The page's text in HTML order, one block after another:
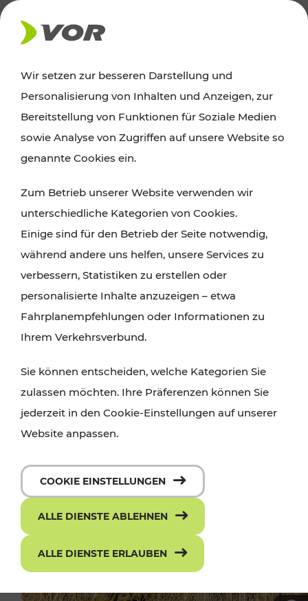
AKTUELLES
Ausflugstipps
Wien, Niederösterreich und das Burgenland
Wanderungen, Kultur und Gastronomie,
Radtouren oder purer Naturgenuss – viele
Attraktionen sind mit den Ticket- und Fahrplan-
Angeboten des VOR gut und schnell erreichbar.
Wir setzen zur besseren Darstellung und
Personalisierung von Inhalten und Anzeigen, zur
Bereitstellung von Funktionen für Soziale Medien
sowie Analyse von Zugriffen auf unsere Website so
genannte Cookies ein.
Zum Betrieb unserer Website verwenden wir
unterschiedliche Kategorien von Cookies.
Einige sind für den Betrieb der Seite notwendig,
während andere uns helfen, unsere Services zu
verbessern, Statistiken zu erstellen oder
personalisierte Inhalte anzuzeigen – etwa
Fahrplanempfehlungen oder Informationen zu
Ihrem Verkehrsverbund.
Sie können entscheiden, welche Kategorien Sie
zulassen möchten. Ihre Präferenzen können Sie
jederzeit in den Cookie-Einstellungen auf unserer
Website anpassen.
COOKIE EINSTELLUNGEN
ALLE DIENSTE ABLEHNEN
ALLE DIENSTE ERLAUBEN